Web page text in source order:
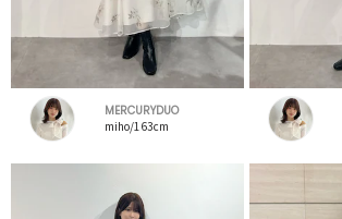
MERCURYDUO
miho/163cm